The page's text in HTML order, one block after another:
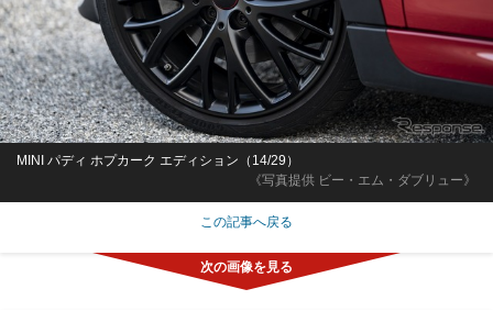
《写真提供 ビー・エム・ダブリュー》
MINI パディ ホプカーク エディション（14/29）
この記事へ戻る